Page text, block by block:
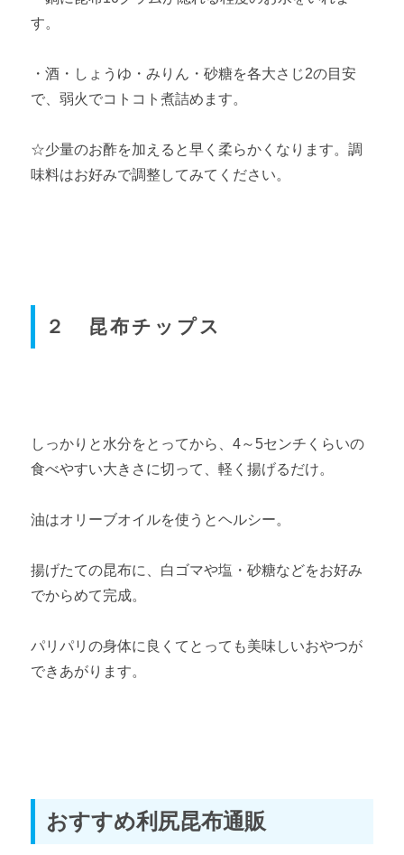
す。
・酒・しょうゆ・みりん・砂糖を各大さじ2の目安
で、弱火でコトコト煮詰めます。
☆少量のお酢を加えると早く柔らかくなります。調
味料はお好みで調整してみてください。
２ 昆布チップス
しっかりと水分をとってから、4～5センチくらいの
食べやすい大きさに切って、軽く揚げるだけ。
油はオリーブオイルを使うとヘルシー。
揚げたての昆布に、白ゴマや塩・砂糖などをお好み
でからめて完成。
パリパリの身体に良くてとっても美味しいおやつが
できあがります。
おすすめ利尻昆布通販